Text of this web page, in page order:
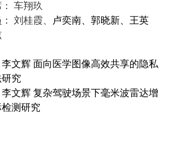
：
车翔玖
刘桂霞、
卢奕南、郭晓新、王英
文辉 面向医学图像高效共享的隐私
究
文辉 复杂驾驶场景下毫米波雷达增
测研究